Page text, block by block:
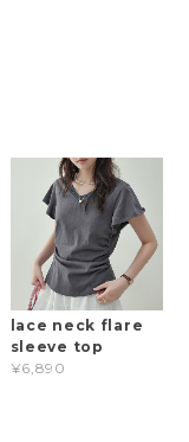
lace neck flare
sleeve top
¥6,890